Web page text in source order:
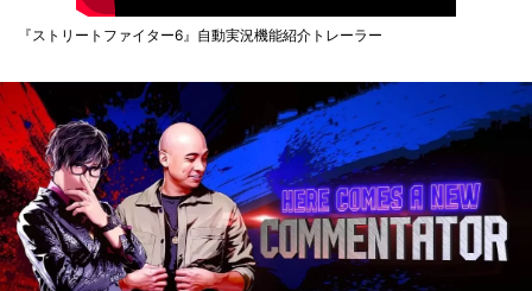
『ストリートファイター6』自動実況機能紹介トレーラー